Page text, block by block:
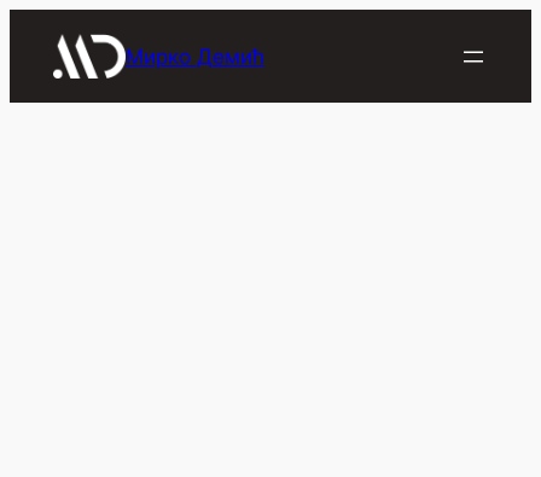
Мирко Демић